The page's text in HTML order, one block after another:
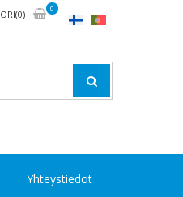
0
Yhteystiedot